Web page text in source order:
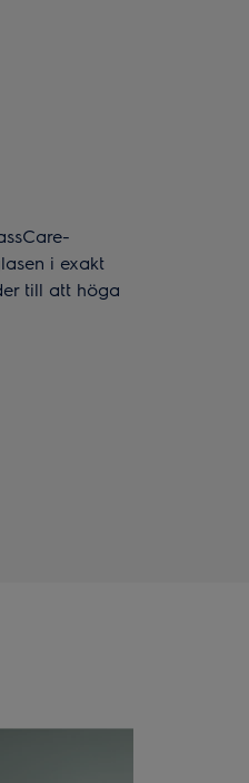
i exakt
till att höga